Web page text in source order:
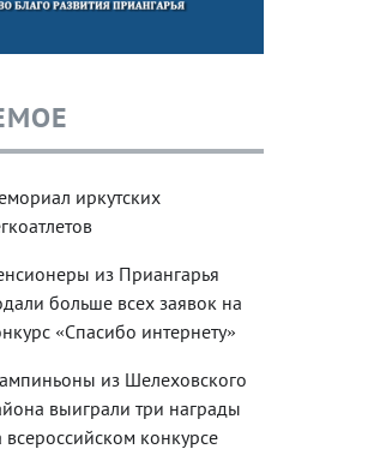
иркутских
из Приангарья
больше всех заявок на
«Спасибо интернету»
из Шелеховского
выиграли три награды
всероссийском конкурсе